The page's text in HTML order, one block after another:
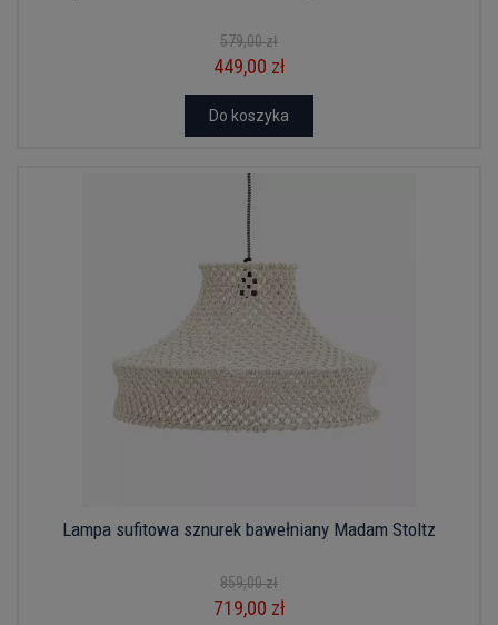
579,00 zł
449,00 zł
Do koszyka
Lampa sufitowa sznurek bawełniany Madam Stoltz
859,00 zł
719,00 zł